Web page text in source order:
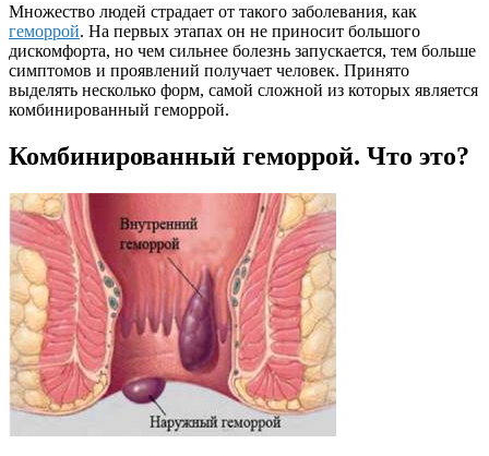
Множество людей страдает от такого заболевания, как
геморрой. На первых этапах он не приносит большого
дискомфорта, но чем сильнее болезнь запускается, тем больше
симптомов и проявлений получает человек. Принято
выделять несколько форм, самой сложной из которых является
комбинированный геморрой.
Комбинированный геморрой. Что это?